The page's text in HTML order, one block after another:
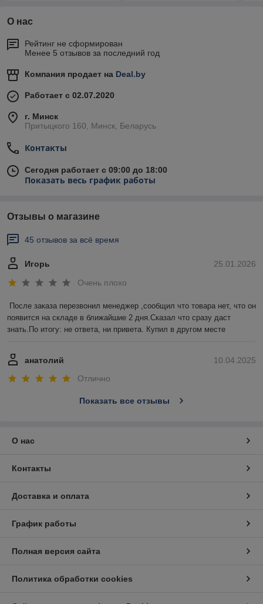
О нас
Рейтинг не сформирован
Менее 5 отзывов за последний год
Компания продает на Deal.by
Работает с 02.07.2020
г. Минск
Притыцкого 160, Минск, Беларусь
Контакты
Сегодня работает с 09:00 до 18:00
Показать весь график работы
Отзывы о магазине
45 отзывов за всё время
25.01.2026
Игорь
Очень плохо
После заказа перезвонил менеджер ,сообщил что товара нет, что он
появится на складе в ближайшие 2 дня.Сказал что сразу даст
знать.По итогу: не ответа, ни привета. Купил в другом месте
10.04.2025
анатолий
Отлично
Показать все отзывы
О нас
Контакты
Доставка и оплата
График работы
Полная версия сайта
Политика обработки cookies